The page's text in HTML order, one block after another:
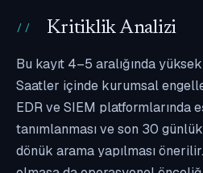
Kritiklik Analizi
Bu kayıt 4–5 aralığında
Saatler içinde kurumsal
EDR ve SIEM platformlarında
tanımlanması ve son 30
dönük arama yapılması